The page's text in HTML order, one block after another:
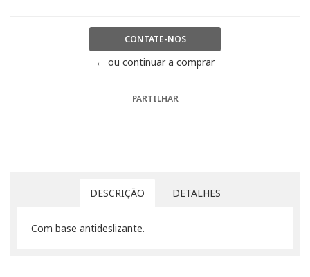
CONTATE-NOS
← ou continuar a comprar
PARTILHAR
DESCRIÇÃO DETALHES
Com base antideslizante.